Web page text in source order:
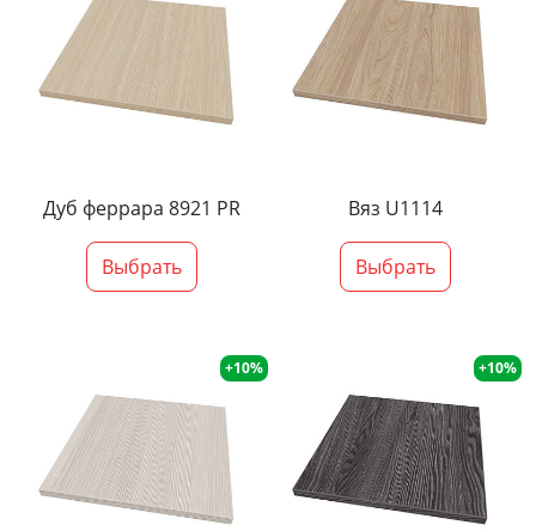
Дуб феррара 8921 PR
Выбрать
Вяз U1114
Выбрать
+10% +10%